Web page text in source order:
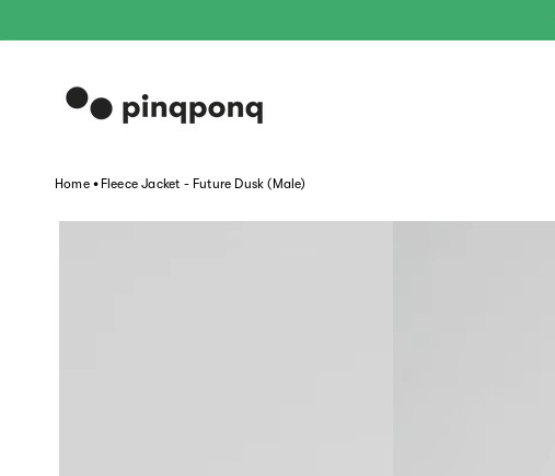
Inhalt
Home . Fleece Jacket - Future Dusk (Male)